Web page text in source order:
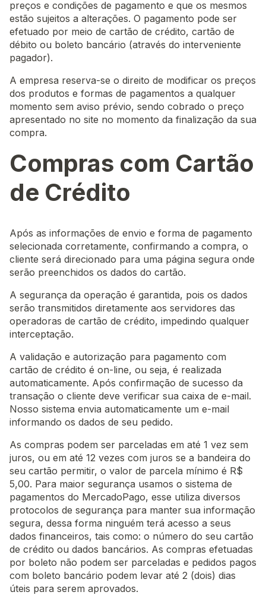
preços e condições de pagamento e que os mesmos
estão sujeitos a alterações. O pagamento pode ser
efetuado por meio de cartão de crédito, cartão de
débito ou boleto bancário (através do interveniente
pagador).
A empresa reserva-se o direito de modificar os preços
dos produtos e formas de pagamentos a qualquer
momento sem aviso prévio, sendo cobrado o preço
apresentado no site no momento da finalização da sua
compra.
Compras com Cartão
de Crédito
Após as informações de envio e forma de pagamento
selecionada corretamente, confirmando a compra, o
cliente será direcionado para uma página segura onde
serão preenchidos os dados do cartão.
A segurança da operação é garantida, pois os dados
serão transmitidos diretamente aos servidores das
operadoras de cartão de crédito, impedindo qualquer
interceptação.
A validação e autorização para pagamento com
cartão de crédito é on-line, ou seja, é realizada
automaticamente. Após confirmação de sucesso da
transação o cliente deve verificar sua caixa de e-mail.
Nosso sistema envia automaticamente um e-mail
informando os dados de seu pedido.
As compras podem ser parceladas em até 1 vez sem
juros, ou em até 12 vezes com juros se a bandeira do
seu cartão permitir, o valor de parcela mínimo é R$
5,00. Para maior segurança usamos o sistema de
pagamentos do MercadoPago, esse utiliza diversos
protocolos de segurança para manter sua informação
segura, dessa forma ninguém terá acesso a seus
dados financeiros, tais como: o número do seu cartão
de crédito ou dados bancários. As compras efetuadas
por boleto não podem ser parceladas e pedidos pagos
com boleto bancário podem levar até 2 (dois) dias
úteis para serem aprovados.